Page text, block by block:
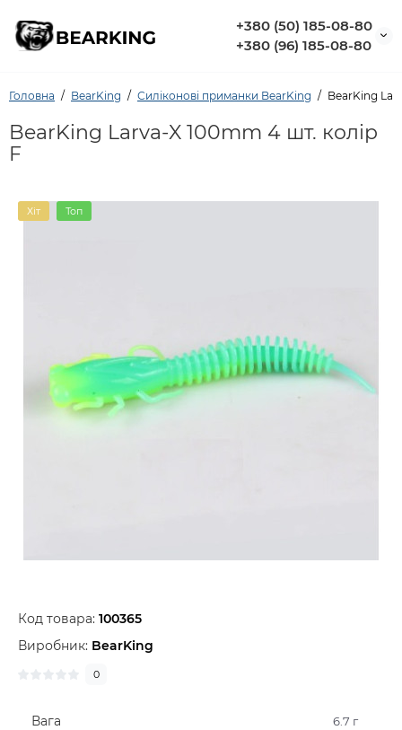
+380 (50) 185-08-80
+380 (96) 185-08-80
Головна BearKing Силіконовi приманки BearKing BearKing
BearKing Larva-X 100mm 4 шт. колір
F
Хіт Топ
Код товара: 100365
Виробник: BearKing
0
Вага 6.7 г